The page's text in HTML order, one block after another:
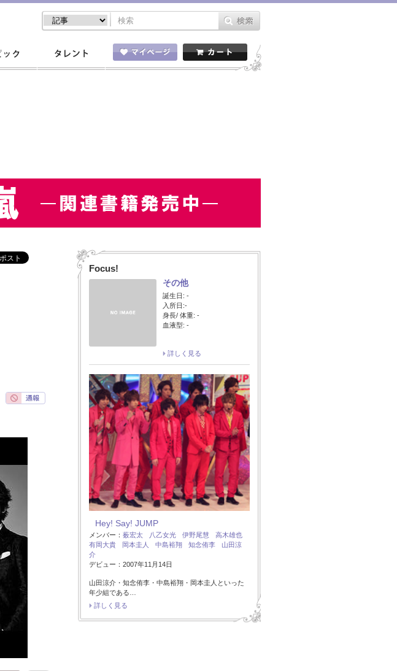
Focus!
その他
誕生日: -
入所日:-
身長/ 体重: -
血液型: -
詳しく見る
Hey! Say! JUMP
メンバー： 薮宏太 八乙女光 伊野尾慧
高木雄也
有岡大貴
岡本圭人 中島裕翔 知念侑李
山田涼
介
デビュー：2007年11月14日
山田涼介・知念侑李・中島裕翔・岡本圭人といった
年少組である…
詳しく見る